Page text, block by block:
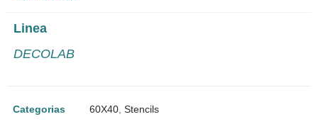
Linea
DECOLAB
Categorias 60X40, Stencils